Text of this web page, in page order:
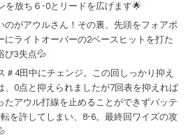
を放ち６-0とリードを広げます🌟
のがアウルさん！その裏、先頭をフォアボ
にライトオーバーの2ベースヒットを打た
び3失点💦
＃4田中にチェンジ。この回しっかり抑え
、0点と抑えられましたが7回表を抑えれば
たアウル打線を止めることができずバッテ
を許してしまい、8-6。最終回ワイズの攻